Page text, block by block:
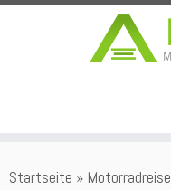
Inhalt
Startseite »